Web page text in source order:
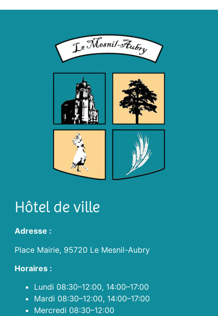
Hôtel de ville
Adresse :
Place Mairie, 95720 Le Mesnil-Aubry
Horaires :
Lundi 08:30–12:00, 14:00–17:00
Mardi 08:30–12:00, 14:00–17:00
Mercredi 08:30–12:00